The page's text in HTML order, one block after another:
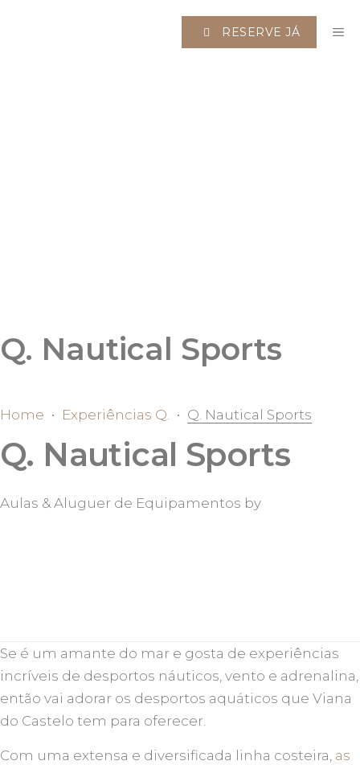
RESERVE JÁ
Q. Nautical Sports
Home • Experiências Q. • Q. Nautical Sports
Q. Nautical Sports
Aulas & Aluguer de Equipamentos by
Se é um amante do mar e gosta de experiências
incríveis de desportos náuticos, vento e adrenalina,
então vai adorar os desportos aquáticos que Viana
do Castelo tem para oferecer.
Com uma extensa e diversificada linha costeira, as